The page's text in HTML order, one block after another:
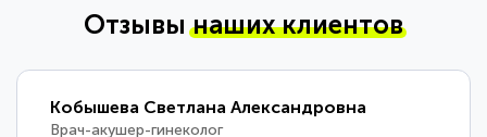
Отзывынаших клиентов
Кобышева Светлана Александровна
Врач-акушер-гинеколог